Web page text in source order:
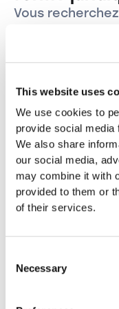
This website uses
We use cookies to
provide social
We also share
our social media,
may combine it with
provided to them or
of their services.
Selection
Necessary
en fonction du
commerciale et
Vous
pour votre
Créer une
Créez votre
Berne et lancez
cette magnifique
Créer une raison
Créer une Sàrl
dans le canton
nombreux
Créer une Sàrl